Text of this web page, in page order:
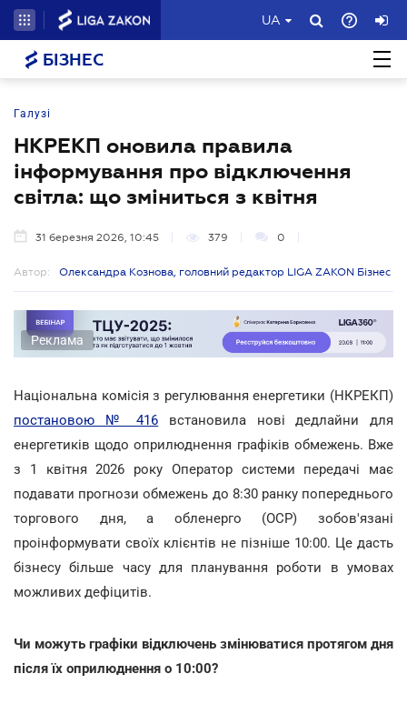
UA
БІЗНЕС
Галузі
НКРЕКП оновила правила
інформування про відключення
світла: що зміниться з квітня
31 березня 2026, 10:45 379 0
Автор: Олександра Кознова, головний редактор LIGA ZAKON Бізнес
Реклама
Національна комісія з регулювання енергетики (НКРЕКП)
постановою № 416 встановила нові дедлайни для
енергетиків щодо оприлюднення графіків обмежень. Вже
з 1 квітня 2026 року Оператор системи передачі має
подавати прогнози обмежень до 8:30 ранку попереднього
торгового дня, а обленерго (ОСР) зобов'язані
проінформувати своїх клієнтів не пізніше 10:00. Це дасть
бізнесу більше часу для планування роботи в умовах
можливих дефіцитів.
Чи можуть графіки відключень змінюватися протягом дня
після їх оприлюднення о 10:00?